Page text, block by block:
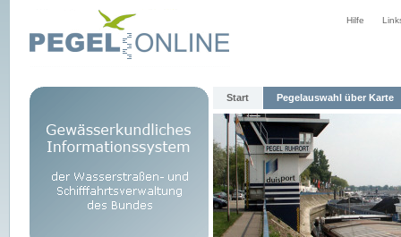
Hilfe
Start Pegelauswahl über Karte